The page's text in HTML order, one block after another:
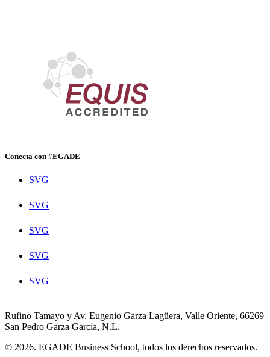
Conecta con #EGADE
SVG
SVG
SVG
SVG
SVG
Rufino Tamayo y Av. Eugenio Garza Lagüera, Valle Oriente, 66269
San Pedro Garza García, N.L.
© 2026. EGADE Business School, todos los derechos reservados.